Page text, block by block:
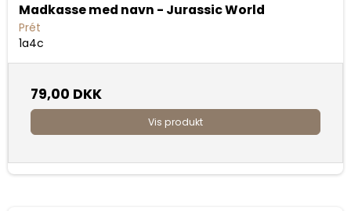
Madkasse med navn - Jurassic World
Prét
1a4c
79,00 DKK
Vis produkt